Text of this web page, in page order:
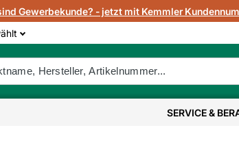
Gewerbekunde? - jetzt mit Kemmler
SERVICE &